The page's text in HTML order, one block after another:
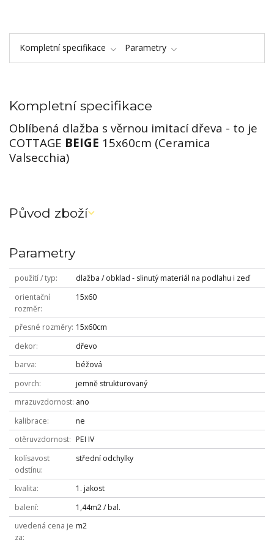
Kompletní specifikace Parametry
Kompletní specifikace
Oblíbená dlažba s věrnou imitací dřeva - to je
COTTAGE BEIGE 15x60cm (Ceramica
Valsecchia)
Původ zboží
Parametry
použití / typ
dlažba / obklad - slinutý materiál na podlahu i zeď
orientační
rozměr
15x60
přesné rozměry 15x60cm
dekor
dřevo
barva
béžová
povrch
jemně strukturovaný
mrazuvzdornost ano
kalibrace
ne
otěruvzdornost
PEI IV
kolísavost
odstínu
střední odchylky
kvalita
1. jakost
balení
1,44m2 / bal.
uvedená cena je
za
m2